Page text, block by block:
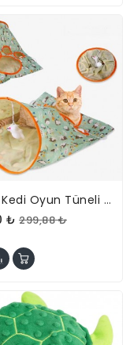
Hışırtılı Kedi Oyun Tüneli Çantası
₺ 299,88 ₺